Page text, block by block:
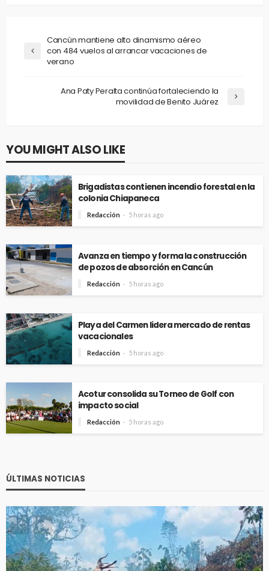
Cancún mantiene alto dinamismo aéreo
con 484 vuelos al arrancar vacaciones de
verano
Ana Paty Peralta continúa fortaleciendo la
movilidad de Benito Juárez
YOU MIGHT ALSO LIKE
Brigadistas contienen incendio forestal en la
colonia Chiapaneca
Redacción 5 horas ago
Avanza en tiempo y forma la construcción
de pozos de absorción en Cancún
Redacción 5 horas ago
Playa del Carmen lidera mercado de rentas
vacacionales
Redacción 5 horas ago
Acotur consolida su Torneo de Golf con
impacto social
Redacción 5 horas ago
ÚLTIMAS NOTICIAS